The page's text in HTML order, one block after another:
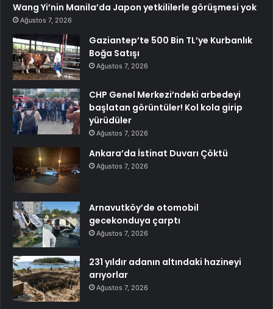
Wang Yi’nin Manila’da Japon yetkililerle görüşmesi yok
Ağustos 7, 2026
Gaziantep’te 500 Bin TL’ye Kurbanlık
Boğa Satışı
Ağustos 7, 2026
CHP Genel Merkezi’ndeki arbedeyi
başlatan görüntüler! Kol kola girip
yürüdüler
Ağustos 7, 2026
Ankara’da İstinat Duvarı Çöktü
Ağustos 7, 2026
Arnavutköy’de otomobil
gecekonduya çarptı
Ağustos 7, 2026
231 yıldır adanın altındaki hazineyi
arıyorlar
Ağustos 7, 2026